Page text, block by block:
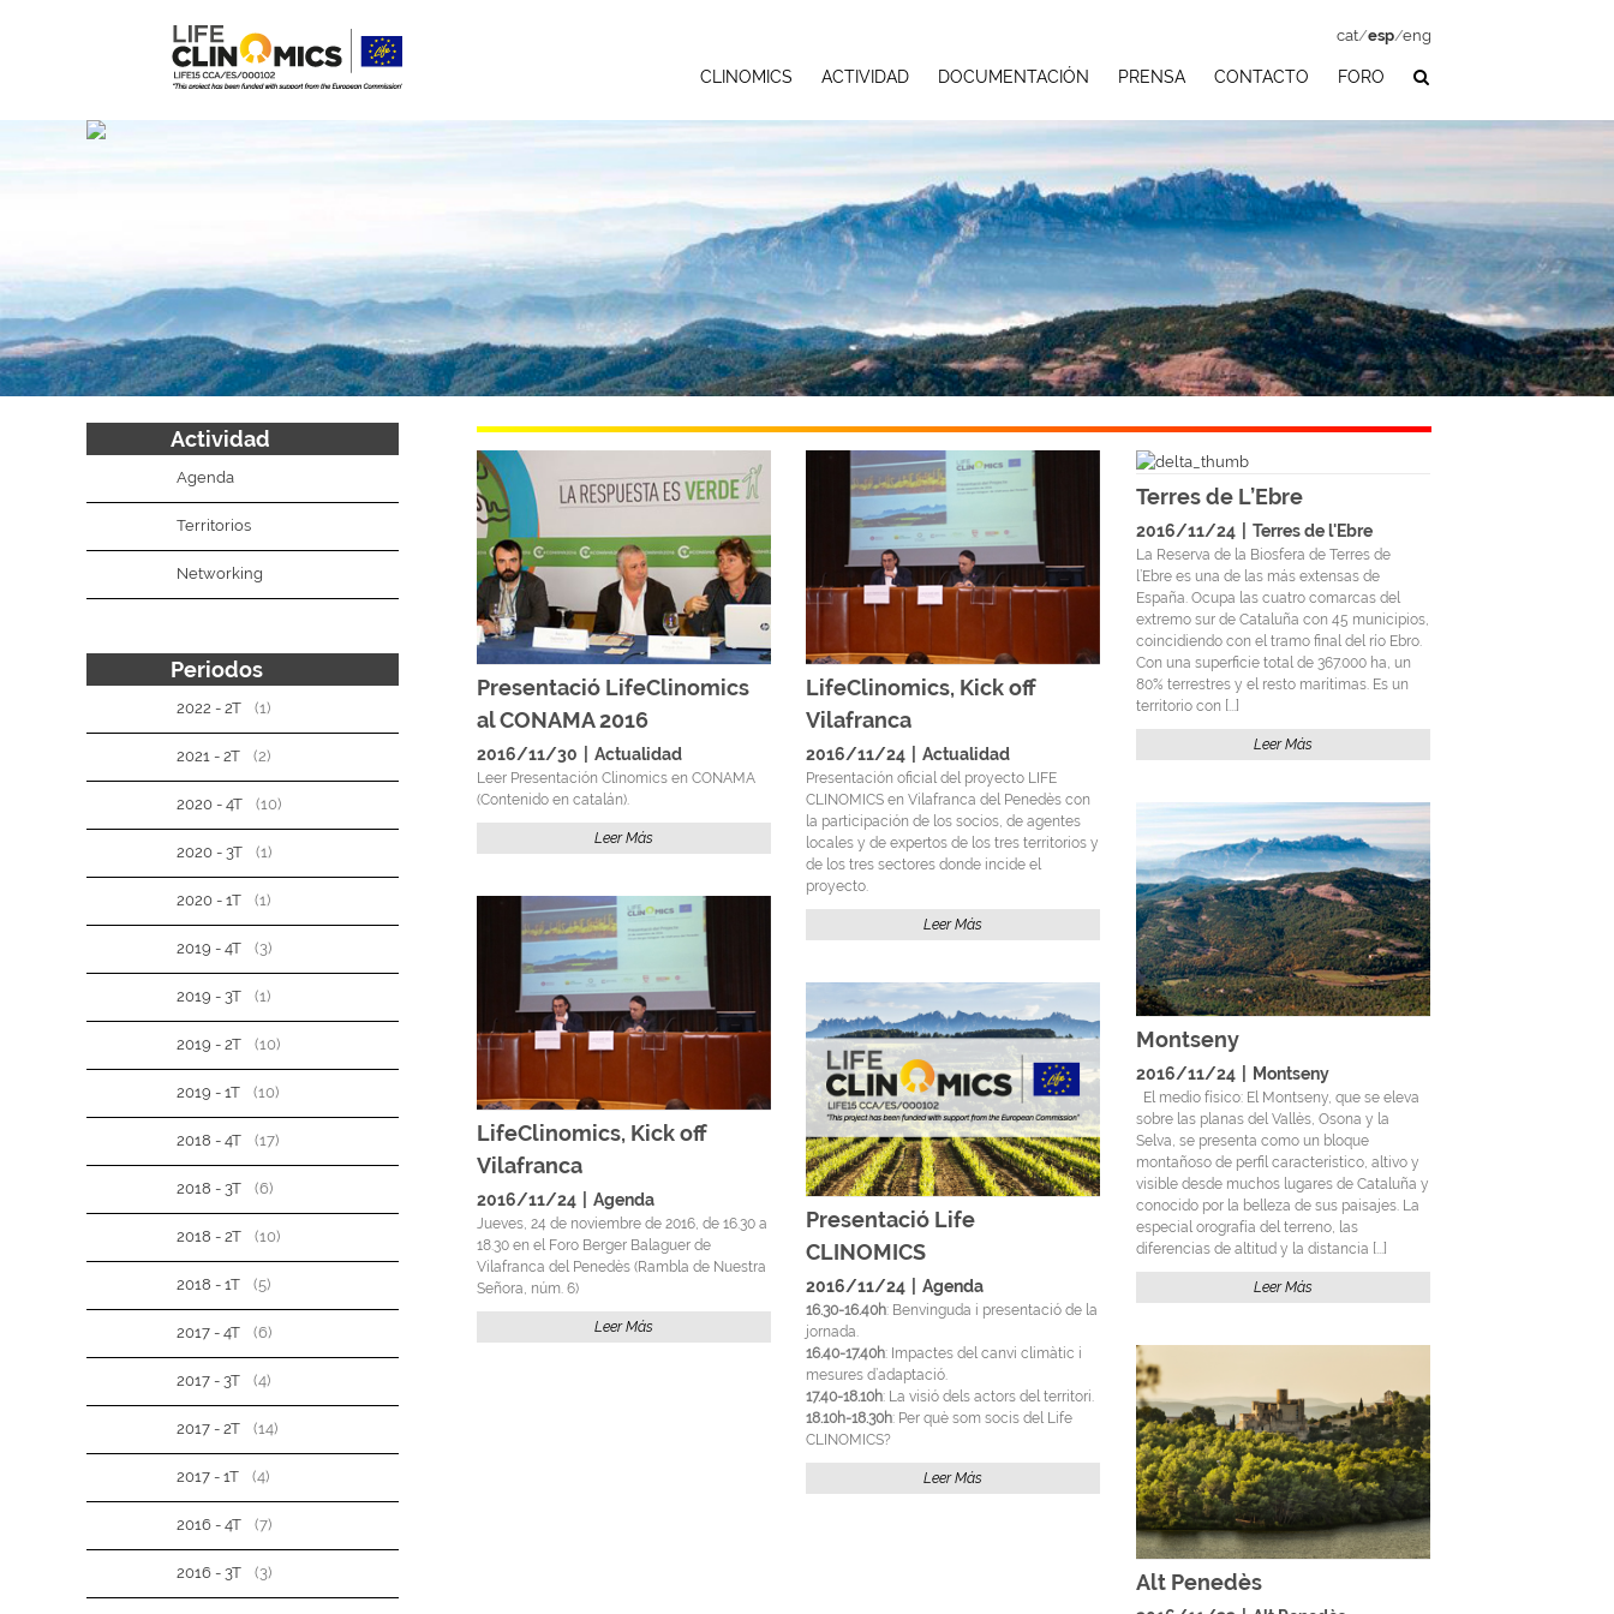
cat/esp/eng
CLINOMICS ACTIVIDAD DOCUMENTACIÓN PRENSA CONTACTO FORO
Presentació LifeClinomics
al CONAMA 2016
2016/11/30 Actualidad
Leer Presentación Clinomics en CONAMA
(Contenido en catalán).
Leer Más
LifeClinomics, Kick off
Vilafranca
2016/11/24 Actualidad
Presentación oficial del proyecto LIFE
CLINOMICS en Vilafranca del Penedès con
la participación de los socios, de agentes
locales y de expertos de los tres territorios y
de los tres sectores donde incide el
proyecto.
Leer Más
Terres de L’Ebre
2016/11/24 Terres de l'Ebre
La Reserva de la Biosfera de Terres de
l’Ebre es una de las más extensas de
España. Ocupa las cuatro comarcas del
extremo sur de Cataluña con 45 municipios,
coincidiendo con el tramo final del río Ebro.
Con una superficie total de 367.000 ha, un
80% terrestres y el resto marítimas. Es un
territorio con [...]
Leer Más
Montseny
2016/11/24 Montseny
El medio físico: El Montseny, que se eleva
sobre las planas del Vallès, Osona y la
Selva, se presenta como un bloque
montañoso de perfil característico, altivo y
visible desde muchos lugares de Cataluña y
conocido por la belleza de sus paisajes. La
especial orografía del terreno, las
diferencias de altitud y la distancia [...]
Leer Más
LifeClinomics, Kick off
Vilafranca
2016/11/24 Agenda
Jueves, 24 de noviembre de 2016, de 16.30 a
18.30 en el Foro Berger Balaguer de
Vilafranca del Penedès (Rambla de Nuestra
Señora, núm. 6)
Leer Más
Presentació Life
CLINOMICS
2016/11/24 Agenda
16.30-16.40h: Benvinguda i presentació de la
jornada.
16.40-17.40h: Impactes del canvi climàtic i
mesures d’adaptació.
17.40-18.10h: La visió dels actors del territori.
18.10h-18.30h: Per què som socis del Life
CLINOMICS?
Leer Más
Alt Penedès
Actividad
Agenda
Territorios
Networking
Periodos
2022 - 2T (1)
2021 - 2T (2)
2020 - 4T (10)
2020 - 3T (1)
2020 - 1T (1)
2019 - 4T (3)
2019 - 3T (1)
2019 - 2T (10)
2019 - 1T (10)
2018 - 4T (17)
2018 - 3T (6)
2018 - 2T (10)
2018 - 1T (5)
2017 - 4T (6)
2017 - 3T (4)
2017 - 2T (14)
2017 - 1T (4)
2016 - 4T (7)
2016 - 3T (3)